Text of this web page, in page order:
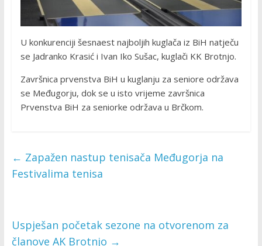
U konkurenciji šesnaest najboljih kuglača iz BiH natječu
se Jadranko Krasić i Ivan Iko Sušac, kuglači KK Brotnjo.
Završnica prvenstva BiH u kuglanju za seniore održava
se Međugorju, dok se u isto vrijeme završnica
Prvenstva BiH za seniorke održava u Brčkom.
← Zapažen nastup tenisača Međugorja na
Festivalima tenisa
Uspješan početak sezone na otvorenom za
članove AK Brotnjo →